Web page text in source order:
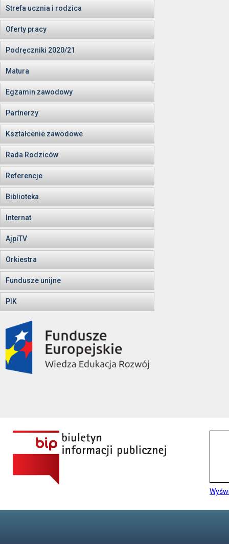
Strefa ucznia i rodzica
Oferty pracy
Podręczniki 2020/21
Matura
Egzamin zawodowy
Partnerzy
Kształcenie zawodowe
Rada Rodziców
Referencje
Biblioteka
Internat
AjpiTV
Orkiestra
Fundusze unijne
PIK